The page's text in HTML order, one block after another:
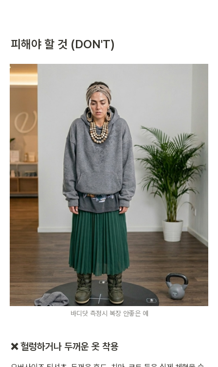
피해야 할 것 (DON'T)
바디닷 측정시 복장 안좋은 예
❌ 헐렁하거나 두꺼운 옷 착용